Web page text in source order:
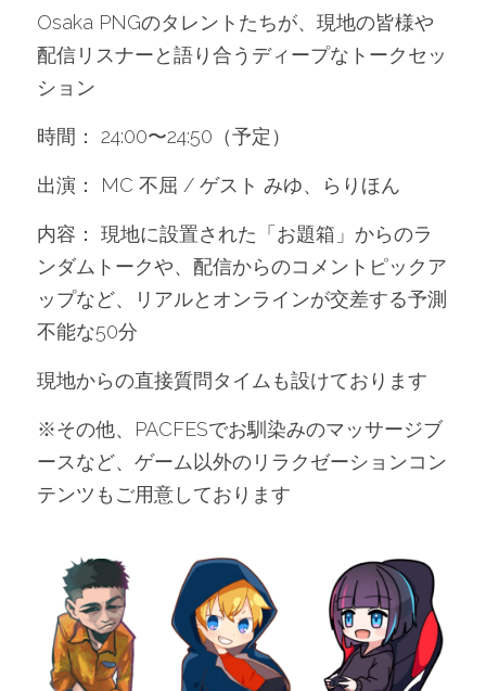
Osaka PNGのタレントたちが、現地の皆様や
配信リスナーと語り合うディープなトークセッ
ション
時間： 24:00〜24:50（予定）
出演： MC 不屈 / ゲスト みゆ、らりほん
内容： 現地に設置された「お題箱」からのラ
ンダムトークや、配信からのコメントピックア
ップなど、リアルとオンラインが交差する予測
不能な50分
現地からの直接質問タイムも設けております
※その他、PACFESでお馴染みのマッサージブ
ースなど、ゲーム以外のリラクゼーションコン
テンツもご用意しております